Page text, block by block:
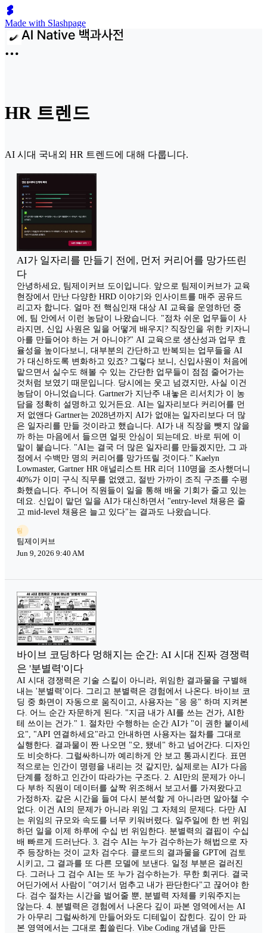
Made with Slashpage
HR 트렌드
AI 시대 국내외 HR 트렌드에 대해 다룹니다.
AI가 일자리를 만들기 전에, 먼저 커리어를 망가뜨린
다
안녕하세요, 팀제이커브 도이입니다. 앞으로 팀제이커브가 교육
현장에서 만난 다양한 HRD 이야기와 인사이트를 매주 공유드
리고자 합니다. 얼마 전 핵심인재 대상 AI 교육을 운영하던 중
에, 팀 안에서 이런 농담이 나왔습니다. "점차 쉬운 업무들이 사
라지면, 신입 사원은 일을 어떻게 배우지? 직장인을 위한 키자니
아를 만들어야 하는 거 아니야?" AI 교육으로 생산성과 업무 효
율성을 높이다보니, 대부분의 간단하고 반복되는 업무들을 AI
가 대신하도록 변화하고 있죠? 그렇다 보니, 신입사원이 처음에
맡으면서 실수도 해볼 수 있는 간단한 업무들이 점점 줄어가는
것처럼 보였기 때문입니다. 당시에는 웃고 넘겼지만, 사실 이건
농담이 아니었습니다. Gartner가 지난주 내놓은 리서치가 이 농
담을 정확히 설명하고 있거든요. AI는 일자리보다 커리어를 먼
저 없앤다 Gartner는 2028년까지 AI가 없애는 일자리보다 더 많
은 일자리를 만들 것이라고 했습니다. AI가 내 직장을 뺏지 않을
까 하는 마음에서 들으면 얼핏 안심이 되는데요. 바로 뒤에 이
말이 붙습니다. "AI는 결국 더 많은 일자리를 만들겠지만, 그 과
정에서 수백만 명의 커리어를 망가뜨릴 것이다." Kaelyn
Lowmaster, Gartner HR 애널리스트 HR 리더 110명을 조사했더니
40%가 이미 구식 직무를 없앴고, 절반 가까이 조직 구조를 수평
화했습니다. 주니어 직원들이 일을 통해 배울 기회가 줄고 있는
데요. 신입이 맡던 일을 AI가 대신하면서 "entry-level 채용은 줄
고 mid-level 채용은 늘고 있다"는 결과도 나왔습니다.
팀
팀제이커브
Jun 9, 2026 9:40 AM
바이브 코딩하다 멍해지는 순간: AI 시대 진짜 경쟁력
은 '분별력'이다
AI 시대 경쟁력은 기술 스킬이 아니라, 위임한 결과물을 구별해
내는 '분별력'이다. 그리고 분별력은 경험에서 나온다. 바이브 코
딩 중 화면이 자동으로 움직이고, 사용자는 "응 응" 하며 지켜본
다. 어느 순간 자문하게 된다. "지금 내가 AI를 쓰는 건가, AI한
테 쓰이는 건가." 1. 절차만 수행하는 순간 AI가 "이 권한 붙이세
요", "API 연결하세요"라고 안내하면 사용자는 절차를 그대로
실행한다. 결과물이 짠 나오면 "오, 됐네" 하고 넘어간다. 디자인
도 비슷하다. 그럴싸하니까 예리하게 안 보고 통과시킨다. 표면
적으로는 인간이 명령을 내리는 것 같지만, 실제로는 AI가 다음
단계를 정하고 인간이 따라가는 구조다. 2. AI만의 문제가 아니
다 부하 직원이 데이터를 살짝 위조해서 보고서를 가져왔다고
가정하자. 같은 시간을 들여 다시 분석할 게 아니라면 알아챌 수
없다. 이건 AI의 문제가 아니라 위임 그 자체의 문제다. 다만 AI
는 위임의 규모와 속도를 너무 키워버렸다. 일주일에 한 번 위임
하던 일을 이제 하루에 수십 번 위임한다. 분별력의 결핍이 수십
배 빠르게 드러난다. 3. 검수 AI는 누가 검수하는가 해법으로 자
주 등장하는 것이 교차 검수다. 클로드의 결과물을 GPT에 검토
시키고, 그 결과를 또 다른 모델에 보낸다. 일정 부분은 걸러진
다. 그러나 그 검수 AI는 또 누가 검수하는가. 무한 회귀다. 결국
어딘가에서 사람이 "여기서 멈추고 내가 판단한다"고 끊어야 한
다. 검수 절차는 시간을 벌어줄 뿐, 분별력 자체를 키워주지는
않는다. 4. 분별력은 경험에서 나온다 깊이 파본 영역에서는 AI
가 아무리 그럴싸하게 만들어와도 디테일이 잡힌다. 깊이 안 파
본 영역에서는 그대로 휩쓸린다. Vibe Coding 개념을 만든